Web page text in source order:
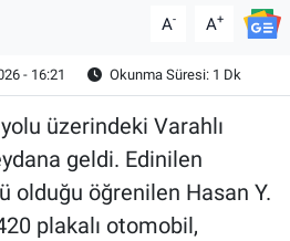
A- A+
- 16:21 Okunma Süresi: 1 Dk
yolu üzerindeki Varahlı
geldi. Edinilen
olduğu öğrenilen Hasan Y.
plakalı otomobil,